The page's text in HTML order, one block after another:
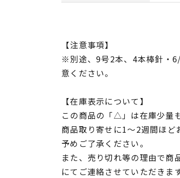
【注意事項】
※別途、9号2本、4本棒針・
意ください。
【在庫表示について】
この商品の「△」は在庫少量
商品取り寄せに1～2週間ほ
予めご了承ください。
また、売り切れ等の理由で商
にてご連絡させていただきます